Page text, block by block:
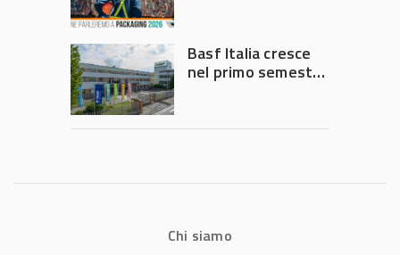
Governo
Basf Italia cresce
nel primo semestre
Chi siamo